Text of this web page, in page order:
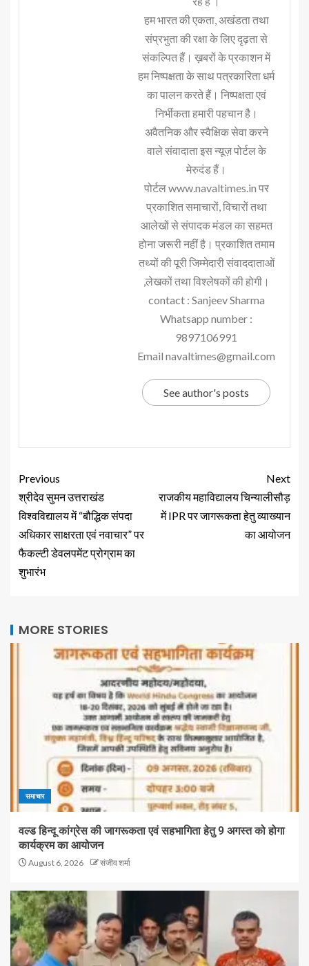
हम भारत की एकता, अखंडता तथा
संप्रभुता की रक्षा के लिए दृढ़ता से
संकल्पित हैं। ख़बरों के प्रकाशन में
हम निष्पक्षता के साथ पत्रकारिता धर्म
का पालन करते हैं। निष्पक्षता एवं
निर्भीकता हमारी पहचान है।
अवैतनिक और स्वैक्षिक सेवा करने
वाले संवादाता इस न्यूज़ पोर्टल के
मेरुदंड हैं।
पोर्टल www.navaltimes.in पर
प्रकाशित समाचारों, विचारों तथा
आलेखों से संपादक मंडल का सहमत
होना जरूरी नहीं है। प्रकाशित तमाम
तथ्यों की पूरी जिम्मेदारी संवाददाताओं
,लेखकों तथा विश्लेषकों की होगी।
contact : Sanjeev Sharma
Whatsapp number :
9897106991
Email navaltimes@gmail.com
See author's posts
Previous
श्रीदेव सुमन उत्तराखंड
विश्वविद्यालय में “बौद्धिक संपदा
अधिकार साक्षरता एवं नवाचार” पर
फैकल्टी डेवलपमेंट प्रोग्राम का
शुभारंभ
Next
राजकीय महाविद्यालय चिन्यालीसौड़
में IPR पर जागरूकता हेतु व्याख्यान
का आयोजन
MORE STORIES
समाचार
वल्ड हिन्दू कांग्रेस की जागरूकता एवं सहभागिता हेतु 9 अगस्त को होगा
कार्यक्रम का आयोजन
August 6, 2026 संजीव शर्मा